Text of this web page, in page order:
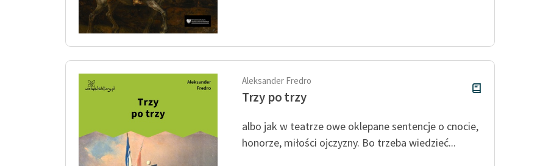
Aleksander Fredro
Trzy po trzy
albo jak w teatrze owe oklepane sentencje o cnocie,
honorze, miłości ojczyzny. Bo trzeba wiedzieć...